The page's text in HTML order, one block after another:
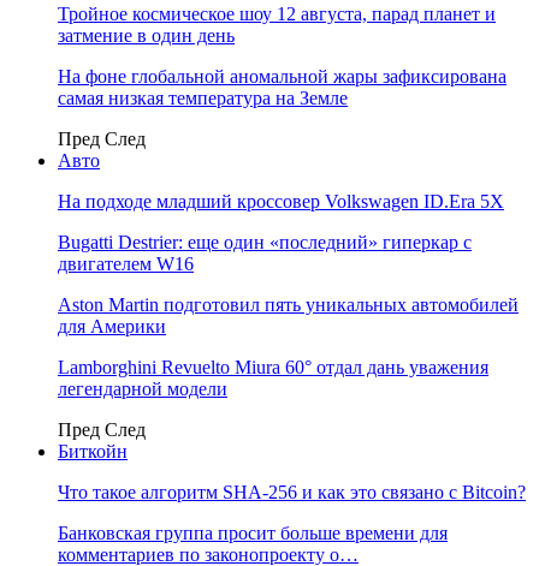
Тройное космическое шоу 12 августа, парад планет и
затмение в один день
На фоне глобальной аномальной жары зафиксирована
самая низкая температура на Земле
Пред След
Авто
На подходе младший кроссовер Volkswagen ID.Era 5X
Bugatti Destrier: еще один «последний» гиперкар с
двигателем W16
Aston Martin подготовил пять уникальных автомобилей
для Америки
Lamborghini Revuelto Miura 60° отдал дань уважения
легендарной модели
Пред След
Биткойн
Что такое алгоритм SHA-256 и как это связано с Bitcoin?
Банковская группа просит больше времени для
комментариев по законопроекту о…